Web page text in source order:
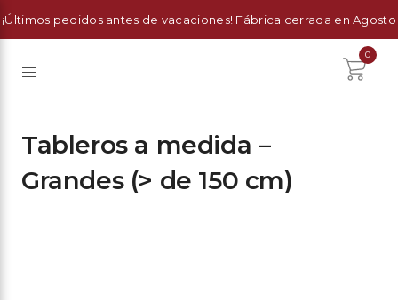
¡Últimos pedidos antes de vacaciones! Fábrica cerrada en Agosto
0
Tableros a medida –
Grandes (> de 150 cm)